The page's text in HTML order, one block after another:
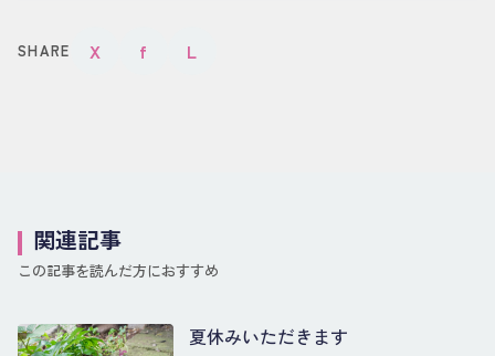
SHARE X f L
関連記事
この記事を読んだ方におすすめ
夏休みいただきます